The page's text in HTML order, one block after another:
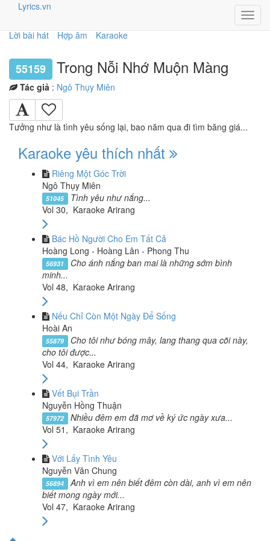
Lyrics.vn
Lời bài hát Hợp âm Karaoke
55159 Trong Nỗi Nhớ Muộn Màng
Tác giả : Ngô Thụy Miên
Tưởng như là tình yêu sống lại, bao năm qua đi tìm băng giá...
Karaoke yêu thích nhất
Riêng Một Góc Trời
Ngô Thụy Miên
51045 Tình yêu như nắng...
Vol 30, Karaoke Arirang
Bác Hồ Người Cho Em Tất Cả
Hoàng Long - Hoàng Lân - Phong Thu
56931 Cho ánh nắng ban mai là những sớm bình
minh...
Vol 48, Karaoke Arirang
Nếu Chỉ Còn Một Ngày Để Sống
Hoài An
55879 Cho tôi như bóng mây, lang thang qua cõi này,
cho tôi được...
Vol 44, Karaoke Arirang
Vết Bụi Trần
Nguyễn Hồng Thuận
57972 Nhiều đêm em đã mơ về ký ức ngày xưa...
Vol 51, Karaoke Arirang
Với Lấy Tình Yêu
Nguyễn Văn Chung
56894 Anh vì em nên biết đêm còn dài, anh vì em nên
biết mong ngày mới...
Vol 47, Karaoke Arirang